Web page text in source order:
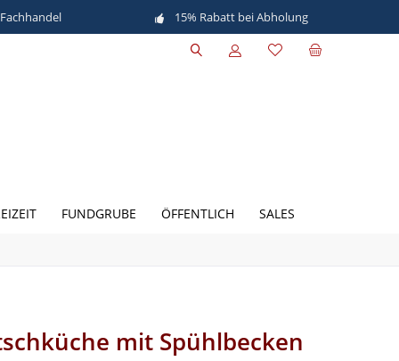
15% Rabatt bei Abholung
FUNDGRUBE ÖFFENTLICH SALES
mit Spühlbecken